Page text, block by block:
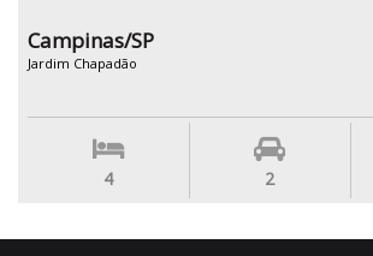
Campinas/SP
Jardim Chapadão
4 2